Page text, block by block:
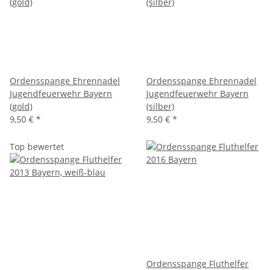
Ordensspange Ehrennadel
Jugendfeuerwehr Bayern
(gold)
9,50 € *
Ordensspange Ehrennadel
Jugendfeuerwehr Bayern
(silber)
9,50 € *
Top bewertet
Ordensspange Fluthelfer